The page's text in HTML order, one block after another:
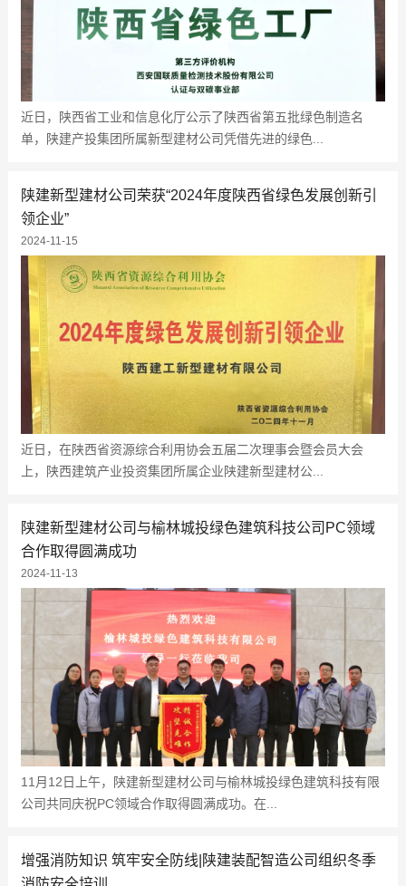
近日，陕西省工业和信息化厅公示了陕西省第五批绿色制造名
单，陕建产投集团所属新型建材公司凭借先进的绿色...
陕建新型建材公司荣获“2024年度陕西省绿色发展创新引
领企业”
2024-11-15
近日，在陕西省资源综合利用协会五届二次理事会暨会员大会
上，陕西建筑产业投资集团所属企业陕建新型建材公...
陕建新型建材公司与榆林城投绿色建筑科技公司PC领域
合作取得圆满成功
2024-11-13
11月12日上午，陕建新型建材公司与榆林城投绿色建筑科技有限
公司共同庆祝PC领域合作取得圆满成功。在...
增强消防知识 筑牢安全防线|陕建装配智造公司组织冬季